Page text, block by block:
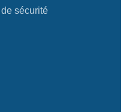
sécurité